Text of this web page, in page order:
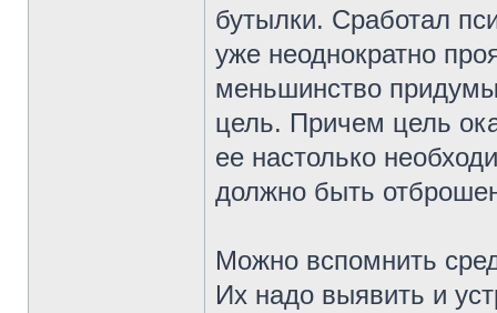
бутылки. Сработал
уже неоднократно
меньшинство
цель. Причем цель
ее настолько
должно быть
Можно вспомнить
Их надо выявить и